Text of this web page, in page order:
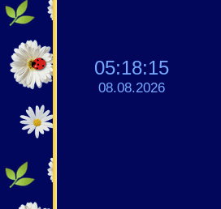
05:18:16
08.08.2026